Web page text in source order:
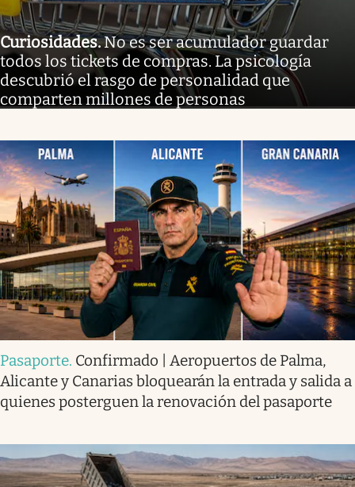
Curiosidades.No es ser acumulador guardar
todos los tickets de compras. La psicología
descubrió el rasgo de personalidad que
comparten millones de personas
Pasaporte. Confirmado | Aeropuertos de Palma,
Alicante y Canarias bloquearán la entrada y salida a
quienes posterguen la renovación del pasaporte